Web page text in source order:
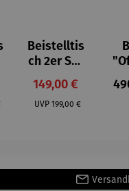
Preis:
Beistelltis
ch 2er Set
– Dalias
Verkaufspreis:
149,00 €
UVP Regulärer Preis:
199,00 €